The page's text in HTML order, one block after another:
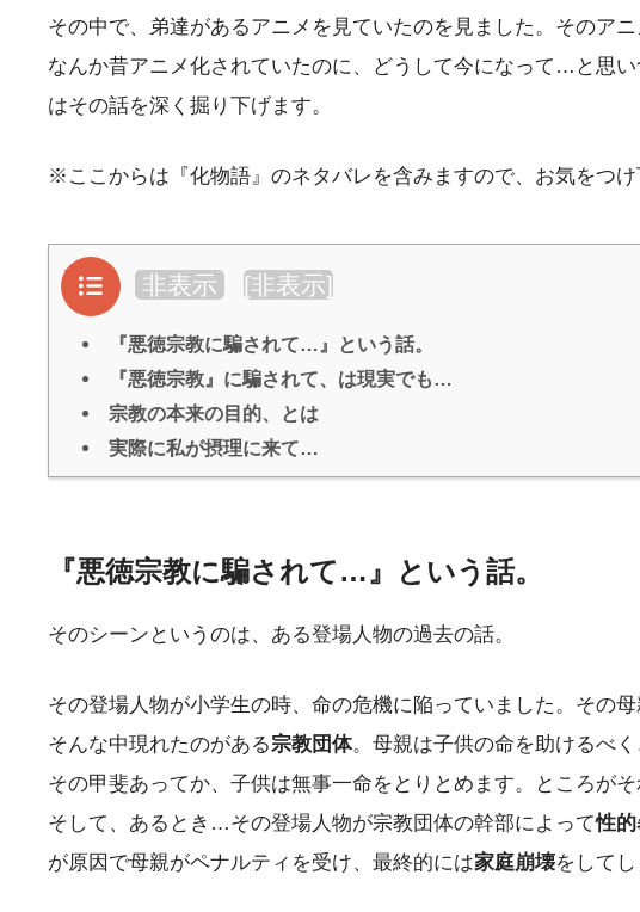
その中で、弟達があるアニメを見ていたのを見ました。そのアニ
なんか昔アニメ化されていたのに、どうして今になって…と思
はその話を深く掘り下げます。
※ここからは『化物語』のネタバレを含みますので、お気をつ
目次 非表示 [非表示]
『悪徳宗教に騙されて…』という話。
『悪徳宗教』に騙されて、は現実でも…
宗教の本来の目的、とは
実際に私が摂理に来て…
『悪徳宗教に騙されて…』という話。
そのシーンというのは、ある登場人物の過去の話。
その登場人物が小学生の時、命の危機に陥っていました。その
そんな中現れたのがある宗教団体。母親は子供の命を助けるべ
その甲斐あってか、子供は無事一命をとりとめます。ところが
そして、あるとき…その登場人物が宗教団体の幹部によって性的
が原因で母親がペナルティを受け、最終的には家庭崩壊をしてし